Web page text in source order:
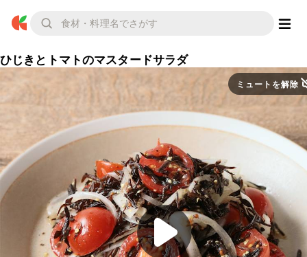
ひじきとトマトのマスタードサラダ
ミュートを解除